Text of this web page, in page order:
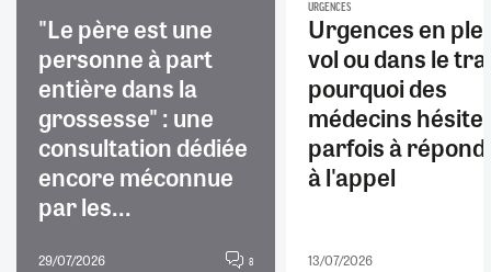
"Le père est une
personne à part
entière dans la
grossesse" : une
consultation dédiée
encore méconnue
par les...
29/07/2026 8
URGENCES
Urgences en
vol ou dans le
pourquoi des
médecins
parfois à
à l'appel
13/07/2026